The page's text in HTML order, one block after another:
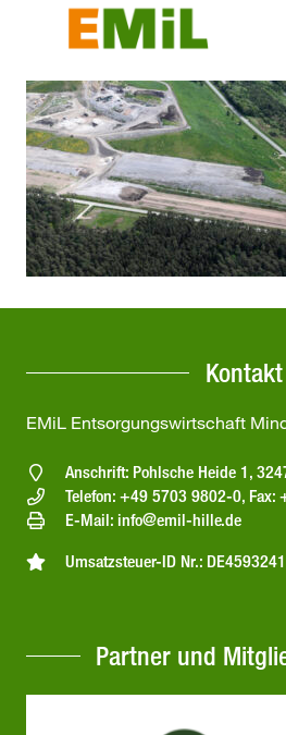
Kontakt
EMiL Entsorgungswirtschaft
Anschrift: Pohlsche Heide 1,
Telefon: +49 5703 9802-0,
E-Mail: info@emil-hille.de
Umsatzsteuer-ID Nr.:
Partner und